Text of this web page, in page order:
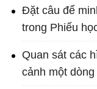
Đặt câu để
trong Phiếu
Quan sát các
cảnh một